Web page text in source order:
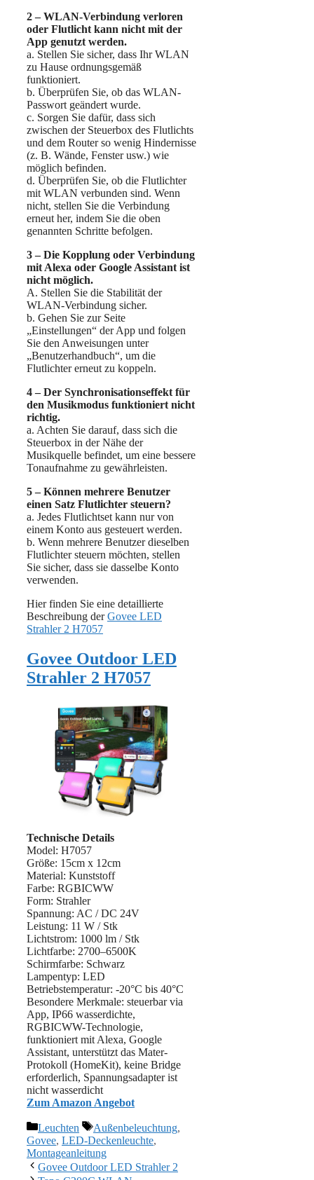
2 – WLAN-Verbindung verloren
oder Flutlicht kann nicht mit der
App genutzt werden.
a. Stellen Sie sicher, dass Ihr WLAN
zu Hause ordnungsgemäß
funktioniert.
b. Überprüfen Sie, ob das WLAN-
Passwort geändert wurde.
c. Sorgen Sie dafür, dass sich
zwischen der Steuerbox des Flutlichts
und dem Router so wenig Hindernisse
(z. B. Wände, Fenster usw.) wie
möglich befinden.
d. Überprüfen Sie, ob die Flutlichter
mit WLAN verbunden sind. Wenn
nicht, stellen Sie die Verbindung
erneut her, indem Sie die oben
genannten Schritte befolgen.
3 – Die Kopplung oder Verbindung
mit Alexa oder Google Assistant ist
nicht möglich.
A. Stellen Sie die Stabilität der
WLAN-Verbindung sicher.
b. Gehen Sie zur Seite
„Einstellungen“ der App und folgen
Sie den Anweisungen unter
„Benutzerhandbuch“, um die
Flutlichter erneut zu koppeln.
4 – Der Synchronisationseffekt für
den Musikmodus funktioniert nicht
richtig.
a. Achten Sie darauf, dass sich die
Steuerbox in der Nähe der
Musikquelle befindet, um eine bessere
Tonaufnahme zu gewährleisten.
5 – Können mehrere Benutzer
einen Satz Flutlichter steuern?
a. Jedes Flutlichtset kann nur von
einem Konto aus gesteuert werden.
b. Wenn mehrere Benutzer dieselben
Flutlichter steuern möchten, stellen
Sie sicher, dass sie dasselbe Konto
verwenden.
Hier finden Sie eine detaillierte
Beschreibung derGovee LED
Strahler 2 H7057
Govee Outdoor LED
Strahler 2 H7057
Technische Details
Model: H7057
Größe: 15cm x 12cm
Material: ‎‎Kunststoff
Farbe: RGBICWW
Form: Strahler
Spannung: AC / DC 24V
Leistung: 11 W / Stk
Lichtstrom: 1000 lm / Stk
Lichtfarbe: 2700–6500K
Schirmfarbe: ‎Schwarz
Lampentyp: LED
Betriebstemperatur: -20°C bis 40°C
Besondere Merkmale: steuerbar via
App, IP66 wasserdichte,
RGBICWW-Technologie,
funktioniert mit Alexa, Google
Assistant, unterstützt das Mater-
Protokoll (HomeKit), keine Bridge
erforderlich, Spannungsadapter ist
nicht wasserdicht
Zum Amazon Angebot
Kategorien
Leuchten Schlagwörter
Außenbeleuchtung,
Govee, LED-Deckenleuchte,
Montageanleitung
Govee Outdoor LED Strahler 2